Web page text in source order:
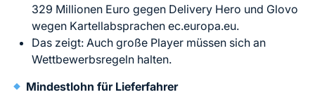
329 Millionen Euro gegen Delivery Hero und Glovo
wegen Kartellabsprachen ec.europa.eu.
Das zeigt: Auch große Player müssen sich an
Wettbewerbsregeln halten.
Mindestlohn für Lieferfahrer